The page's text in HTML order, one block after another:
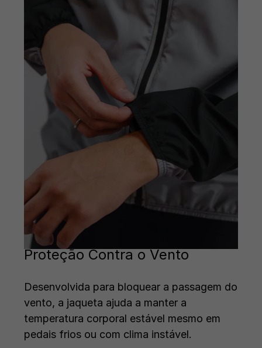
Proteção Contra o Vento
Desenvolvida para bloquear a passagem do
vento, a jaqueta ajuda a manter a
temperatura corporal estável mesmo em
pedais frios ou com clima instável.